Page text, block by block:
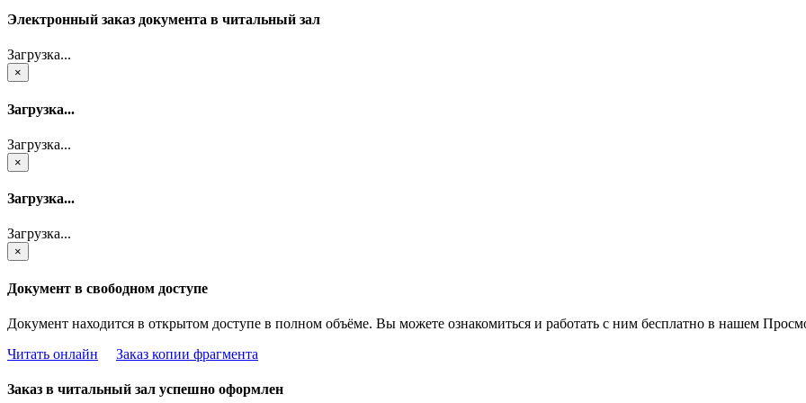
Электронный заказ документа в читальный зал
Загрузка...
×
Загрузка...
Загрузка...
×
Загрузка...
Загрузка...
×
Документ в свободном доступе
Документ находится в открытом доступе в полном объёме. Вы можете ознакомиться и работать с ним бесплатно в нашем
Читать онлайн
Заказ копии фрагмента
Заказ в читальный зал успешно оформлен